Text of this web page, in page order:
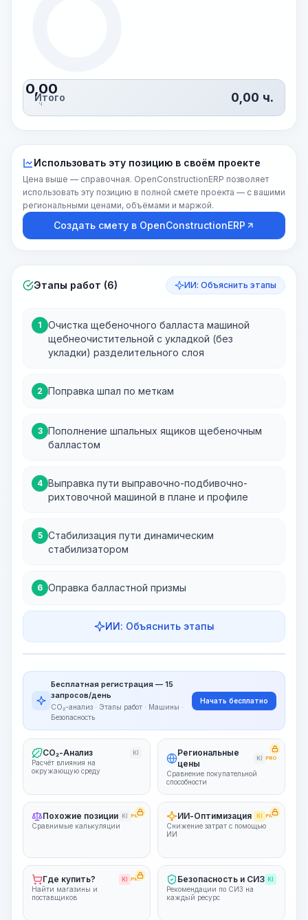
0,00
ч.
Итого 0,00 ч.
Использовать эту позицию в своём проекте
Цена выше — справочная. OpenConstructionERP позволяет
использовать эту позицию в полной смете проекта — с вашими
региональными ценами, объёмами и маржой.
Создать смету в OpenConstructionERP
Этапы работ (6) ИИ: Объяснить этапы
1
Очистка щебеночного балласта машиной
щебнеочистительной с укладкой (без
укладки) разделительного слоя
2 Поправка шпал по меткам
3 Пополнение шпальных ящиков щебеночным
балластом
4 Выправка пути выправочно-подбивочно-
рихтовочной машиной в плане и профиле
5 Стабилизация пути динамическим
стабилизатором
6 Оправка балластной призмы
ИИ: Объяснить этапы
Этапы работ
~15-30 Sek.
Бесплатная регистрация — 15
запросов/день
CO₂-анализ · Этапы работ · Машины ·
Безопасность
Начать бесплатно
CO₂-Анализ KI
Расчёт влияния на
окружающую среду
Региональные
цены
KI PRO
Сравнение покупательной
способности
Похожие позиции KI PRO
Сравнимые калькуляции
ИИ-Оптимизация KI PRO
Снижение затрат с помощью
ИИ
Где купить? KI PRO
Найти магазины и
поставщиков
Безопасность и СИЗ KI
Рекомендации по СИЗ на
каждый ресурс